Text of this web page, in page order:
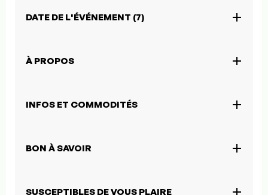
DATE DE L'ÉVÉNEMENT (7)
À PROPOS
INFOS ET COMMODITÉS
BON À SAVOIR
SUSCEPTIBLES DE VOUS PLAIRE